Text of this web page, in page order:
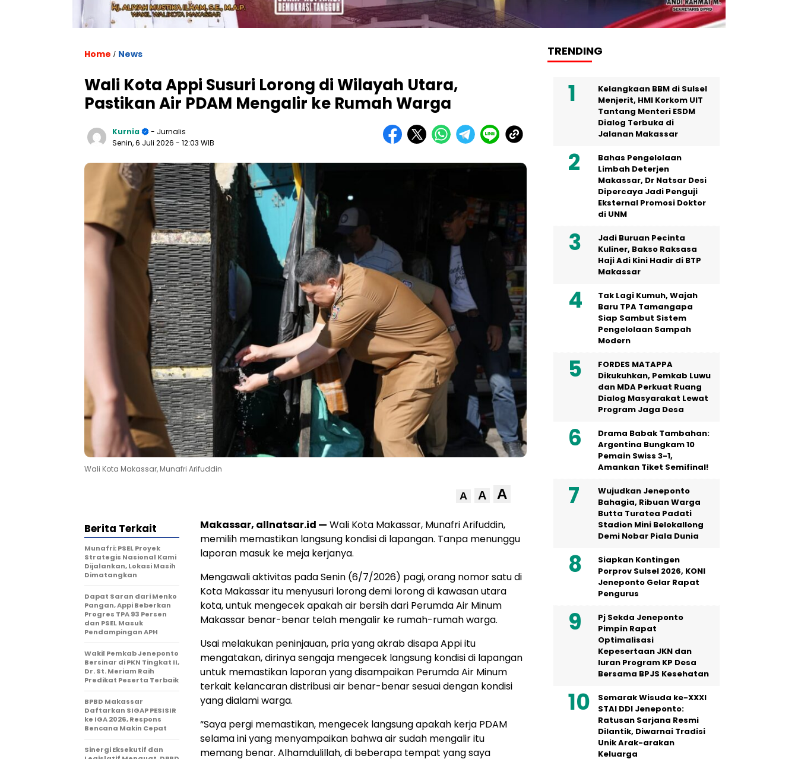
Home / News
Wali Kota Appi Susuri Lorong di Wilayah Utara,
Pastikan Air PDAM Mengalir ke Rumah Warga
Kurnia
- Jurnalis
Senin, 6 Juli 2026 - 12:03 WIB
Wali Kota Makassar, Munafri Arifuddin
A A A
Makassar, allnatsar.id — Wali Kota Makassar, Munafri Arifuddin,
memilih memastikan langsung kondisi di lapangan. Tanpa menunggu
laporan masuk ke meja kerjanya.
Mengawali aktivitas pada Senin (6/7/2026) pagi, orang nomor satu di
Kota Makassar itu menyusuri lorong demi lorong di kawasan utara
kota, untuk mengecek apakah air bersih dari Perumda Air Minum
Makassar benar-benar telah mengalir ke rumah-rumah warga.
Usai melakukan peninjauan, pria yang akrab disapa Appi itu
mengatakan, dirinya sengaja mengecek langsung kondisi di lapangan
untuk memastikan laporan yang disampaikan Perumda Air Minum
terkait kelancaran distribusi air benar-benar sesuai dengan kondisi
yang dialami warga.
“Saya pergi memastikan, mengecek langsung apakah kerja PDAM
selama ini yang menyampaikan bahwa air sudah mengalir itu
memang benar. Alhamdulillah, di beberapa tempat yang saya
Berita Terkait
Munafri: PSEL Proyek
Strategis Nasional Kami
Dijalankan, Lokasi Masih
Dimatangkan
Dapat Saran dari Menko
Pangan, Appi Beberkan
Progres TPA 93 Persen
dan PSEL Masuk
Pendampingan APH
Wakil Pemkab Jeneponto
Bersinar di PKN Tingkat II,
Dr. St. Meriam Raih
Predikat Peserta Terbaik
BPBD Makassar
Daftarkan SIGAP PESISIR
ke IGA 2026, Respons
Bencana Makin Cepat
Sinergi Eksekutif dan
TRENDING
Kelangkaan BBM di Sulsel
Menjerit, HMI Korkom UIT
Tantang Menteri ESDM
Dialog Terbuka di
Jalanan Makassar
Bahas Pengelolaan
Limbah Deterjen
Makassar, Dr Natsar Desi
Dipercaya Jadi Penguji
Eksternal Promosi Doktor
di UNM
Jadi Buruan Pecinta
Kuliner, Bakso Raksasa
Haji Adi Kini Hadir di BTP
Makassar
Tak Lagi Kumuh, Wajah
Baru TPA Tamangapa
Siap Sambut Sistem
Pengelolaan Sampah
Modern
FORDES MATAPPA
Dikukuhkan, Pemkab Luwu
dan MDA Perkuat Ruang
Dialog Masyarakat Lewat
Program Jaga Desa
Drama Babak Tambahan:
Argentina Bungkam 10
Pemain Swiss 3-1,
Amankan Tiket Semifinal!
Wujudkan Jeneponto
Bahagia, Ribuan Warga
Butta Turatea Padati
Stadion Mini Belokallong
Demi Nobar Piala Dunia
Siapkan Kontingen
Porprov Sulsel 2026, KONI
Jeneponto Gelar Rapat
Pengurus
Pj Sekda Jeneponto
Pimpin Rapat
Optimalisasi
Kepesertaan JKN dan
Iuran Program KP Desa
Bersama BPJS Kesehatan
Semarak Wisuda ke-XXXI
STAI DDI Jeneponto:
Ratusan Sarjana Resmi
Dilantik, Diwarnai Tradisi
Unik Arak-arakan
Keluarga